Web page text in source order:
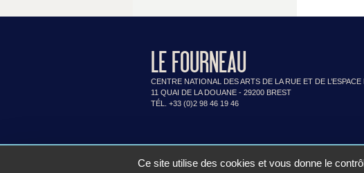
Ce site utilise des cookies et vous donne le
LE FOURNEAU
CENTRE NATIONAL DES ARTS DE LA RUE ET DE
11 QUAI DE LA DOUANE - 29200 BREST
TÉL. +33 (0)2 98 46 19 46
Contact|